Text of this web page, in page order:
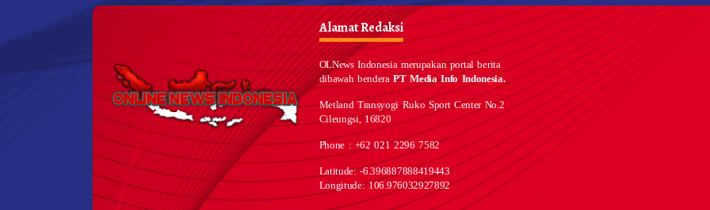
Alamat Redaksi
OLNews Indonesia merupakan portal berita
dibawah benderaPT Media Info Indonesia.
Metland Transyogi Ruko Sport Center No.2
Cileungsi, 16820
Phone : +62 021 2296 7582
Latitude: -6.396887888419443
Longitude: 106.976032927892